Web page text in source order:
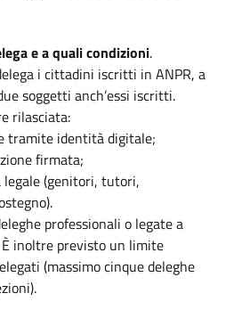
e a quali condizioni.
i cittadini iscritti in ANPR, a
soggetti anch’essi iscritti.
rilasciata:
tramite identità digitale;
firmata;
legale (genitori, tutori,
professionali o legate a
inoltre previsto un limite
(massimo cinque deleghe